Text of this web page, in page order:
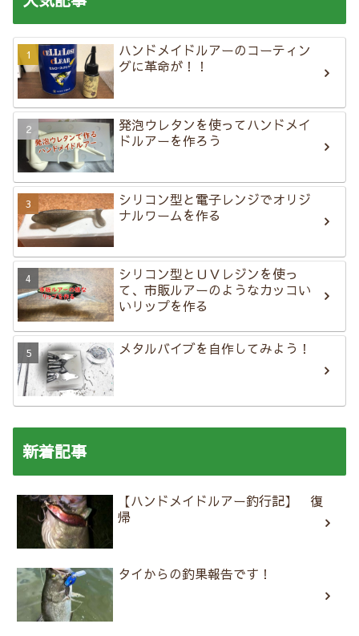
ハンドメイドルアーのコーティン
グに革命が！！
発泡ウレタンを使ってハンドメイ
ドルアーを作ろう
シリコン型と電子レンジでオリジ
ナルワームを作る
シリコン型とＵＶレジンを使っ
て、市販ルアーのようなカッコい
いリップを作る
メタルバイブを自作してみよう！
新着記事
【ハンドメイドルアー釣行記】 復
帰
タイからの釣果報告です！